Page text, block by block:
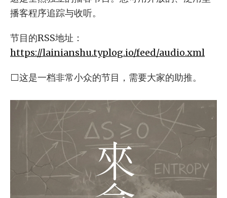
播客程序追踪与收听。
节目的RSS地址：
https://lainianshu.typlog.io/feed/audio.xml
⬜这是一档非常小众的节目，需要大家的助推。